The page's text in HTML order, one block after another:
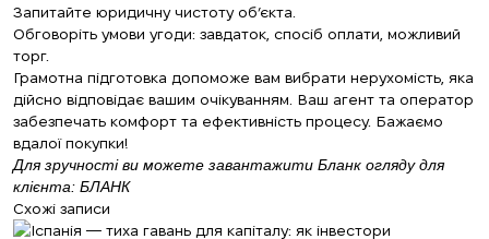
Запитайте юридичну чистоту об’єкта.
Обговоріть умови угоди: завдаток, спосіб оплати, можливий
торг.
Грамотна підготовка допоможе вам вибрати нерухомість, яка
дійсно відповідає вашим очікуванням. Ваш агент та оператор
забезпечать комфорт та ефективність процесу. Бажаємо
вдалої покупки!
Для зручності ви можете завантажити Бланк огляду для
клієнта: БЛАНК
Схожі записи